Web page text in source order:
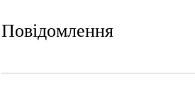
Повідомлення